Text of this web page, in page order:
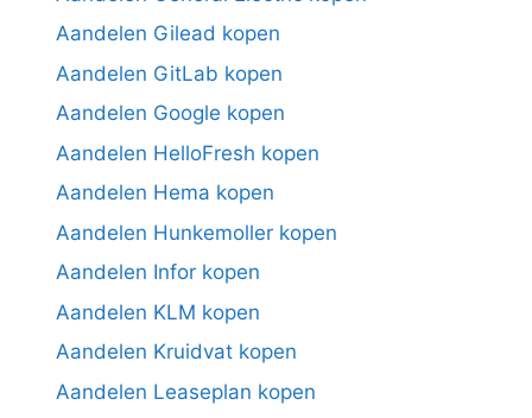
Aandelen Gilead kopen
Aandelen GitLab kopen
Aandelen Google kopen
Aandelen HelloFresh kopen
Aandelen Hema kopen
Aandelen Hunkemoller kopen
Aandelen Infor kopen
Aandelen KLM kopen
Aandelen Kruidvat kopen
Aandelen Leaseplan kopen